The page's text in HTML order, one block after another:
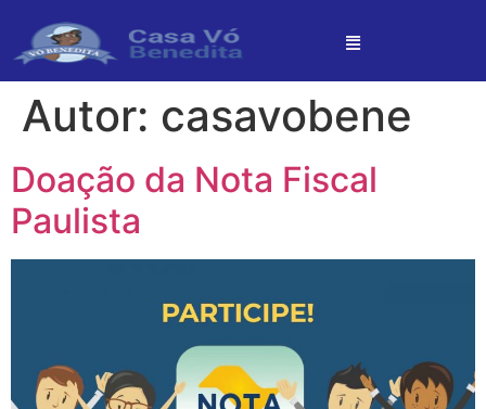
Autor: casavobene
Doação da Nota Fiscal
Paulista